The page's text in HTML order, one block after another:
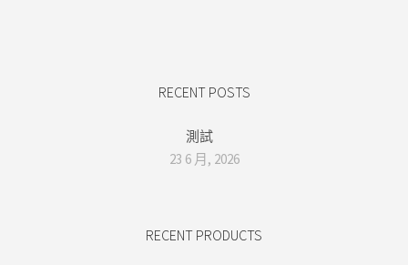
RECENT POSTS
測試
23 6 月, 2026
RECENT PRODUCTS